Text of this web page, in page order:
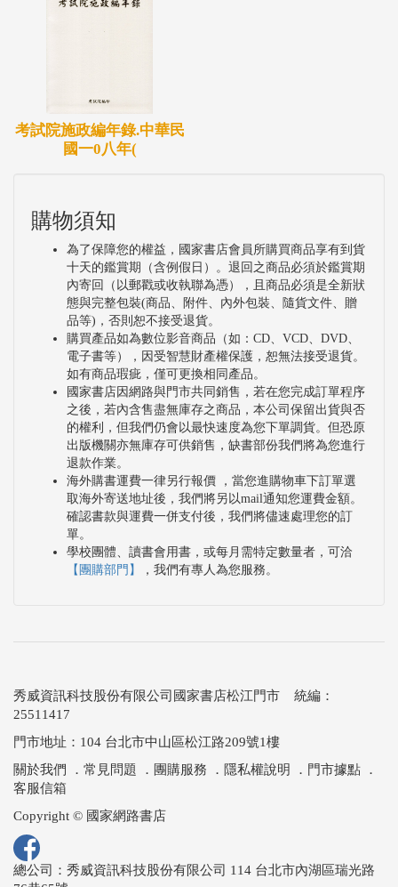
考試院施政編年錄.中華民
國一0八年(
購物須知
為了保障您的權益，國家書店會員所購買商品享有到貨
十天的鑑賞期（含例假日）。退回之商品必須於鑑賞期
內寄回（以郵戳或收執聯為憑），且商品必須是全新狀
態與完整包裝(商品、附件、內外包裝、隨貨文件、贈
品等)，否則恕不接受退貨。
購買產品如為數位影音商品（如：CD、VCD、DVD、
電子書等），因受智慧財產權保護，恕無法接受退貨。
如有商品瑕疵，僅可更換相同產品。
國家書店因網路與門市共同銷售，若在您完成訂單程序
之後，若內含售盡無庫存之商品，本公司保留出貨與否
的權利，但我們仍會以最快速度為您下單調貨。但恐原
出版機關亦無庫存可供銷售，缺書部份我們將為您進行
退款作業。
海外購書運費一律另行報價 ，當您進購物車下訂單選
取海外寄送地址後，我們將另以mail通知您運費金額。
確認書款與運費一併支付後，我們將儘速處理您的訂
單。
學校團體、讀書會用書，或每月需特定數量者，可洽
【團購部門】
，我們有專人為您服務。
秀威資訊科技股份有限公司國家書店松江門市 統編：
25511417
門市地址：104 台北市中山區松江路209號1樓
關於我們
． 常見問題 ． 團購服務 ． 隱私權說明 ． 門市據點 ．
客服信箱
Copyright © 國家網路書店
總公司：秀威資訊科技股份有限公司 114 台北市內湖區瑞光路